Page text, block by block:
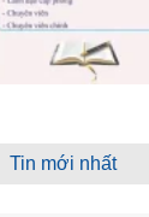
Tin mới nhất